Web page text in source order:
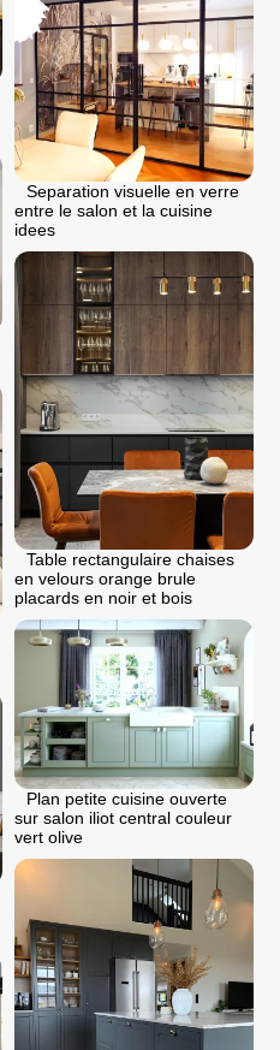
Separation visuelle en verre
entre le salon et la cuisine
idees
Table rectangulaire chaises
en velours orange brule
placards en noir et bois
Plan petite cuisine ouverte
sur salon iliot central couleur
vert olive